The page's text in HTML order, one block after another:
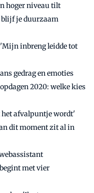
hoger niveau tilt
blijf je duurzaam
'Mijn inbreng leidde tot
gedrag en emoties
2020: welke kies
het afvalpuntje wordt'
dit moment zit al in
met vier